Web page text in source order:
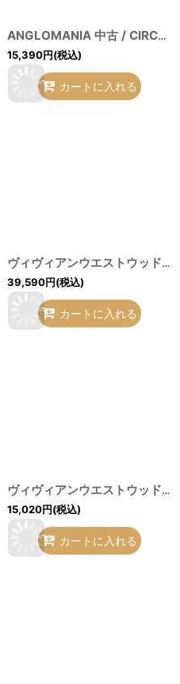
ANGLOMANIA 中古 / CIRCLE SHIRT（サークル）シャツ II ブラック O-26-07-12-029-bl-YM-OS
15,390円(税込)
カートに入れる
ヴィヴィアンウエストウッド 中古 / TOGA （トーガ）シャツ UNISEX ブラックｘマルチ O-26-07-12-030-bl-YM-OS
39,590円(税込)
カートに入れる
ヴィヴィアンウエストウッド MAN 中古 / カラーオーブ刺繍半袖シャツ 52（メンズXXL相当） 白 H-26-07-05-020-bl-OD-ZH
15,020円(税込)
カートに入れる